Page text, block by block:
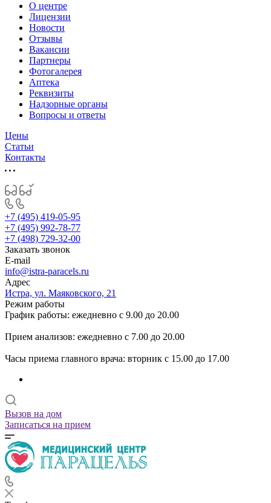
О центре
Лицензии
Новости
Отзывы
Вакансии
Партнеры
Фотогалерея
Аптека
Реквизиты
Надзорные органы
Вопросы и ответы
Цены
Статьи
Контакты
+7 (495) 419-05-95
+7 (495) 992-78-77
+7 (498) 729-32-00
Заказать звонок
E-mail
info@istra-paracels.ru
Адрес
Истра, ул. Маяковского, 21
Режим работы
График работы: ежедневно с 9.00 до 20.00
Прием анализов: ежедневно с 7.00 до 20.00
Часы приема главного врача: вторник с 15.00 до 17.00
Вызов на дом
Записаться на прием